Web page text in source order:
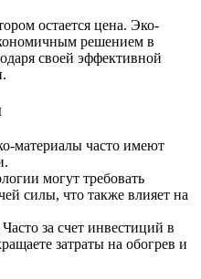
остается цена. Эко-
решением в
своей эффективной
материалы часто имеют
могут требовать
силы, что также влияет на
за счет инвестиций в
затраты на обогрев и